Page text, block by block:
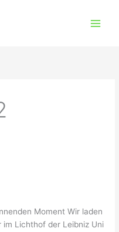
Moment Wir laden
im Lichthof der Leibniz Uni